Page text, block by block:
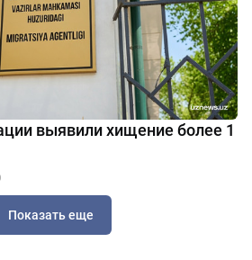
выявили хищение более 1
Показать еще